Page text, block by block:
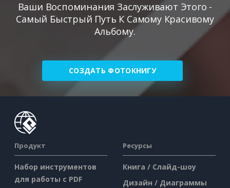
Ваши Воспоминания Заслуживают Этого -
Самый Быстрый Путь К Самому Красивому
Альбому.
СОЗДАТЬ ФОТОКНИГУ
Продукт
Набор инструментов
для работы с PDF
Ресурсы
Книга / Слайд-шоу
Дизайн / Диаграммы